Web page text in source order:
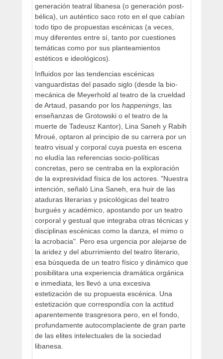
generación teatral libanesa (o generación post-
bélica), un auténtico saco roto en el que cabían
todo tipo de propuestas escénicas (a veces,
muy diferentes entre sí, tanto por cuestiones
temáticas como por sus planteamientos
estéticos e ideológicos).
Influidos por las tendencias escénicas
vanguardistas del pasado siglo (desde la bio-
mecánica de Meyerhold al teatro de la crueldad
de Artaud, pasando por los happenings , las
enseñanzas de Grotowski o el teatro de la
muerte de Tadeusz Kantor), Lina Saneh y Rabih
Mroué, optaron al principio de su carrera por un
teatro visual y corporal cuya puesta en escena
no eludía las referencias socio-políticas
concretas, pero se centraba en la exploración
de la expresividad física de los actores. "Nuestra
intención, señaló Lina Saneh, era huir de las
ataduras literarias y psicológicas del teatro
burgués y académico, apostando por un teatro
corporal y gestual que integraba otras técnicas y
disciplinas escénicas como la danza, el mimo o
la acrobacia". Pero esa urgencia por alejarse de
la aridez y del aburrimiento del teatro literario,
esa búsqueda de un teatro físico y dinámico que
posibilitara una experiencia dramática orgánica
e inmediata, les llevó a una excesiva
estetización de su propuesta escénica. Una
estetización que correspondía con la actitud
aparentemente trasgresora pero, en el fondo,
profundamente autocomplaciente de gran parte
de las elites intelectuales de la sociedad
libanesa.